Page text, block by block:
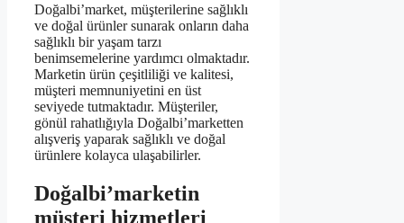
Doğalbi’market, müşterilerine sağlıklı
ve doğal ürünler sunarak onların daha
sağlıklı bir yaşam tarzı
benimsemelerine yardımcı olmaktadır.
Marketin ürün çeşitliliği ve kalitesi,
müşteri memnuniyetini en üst
seviyede tutmaktadır. Müşteriler,
gönül rahatlığıyla Doğalbi’marketten
alışveriş yaparak sağlıklı ve doğal
ürünlere kolayca ulaşabilirler.
Doğalbi’marketin
müşteri hizmetleri